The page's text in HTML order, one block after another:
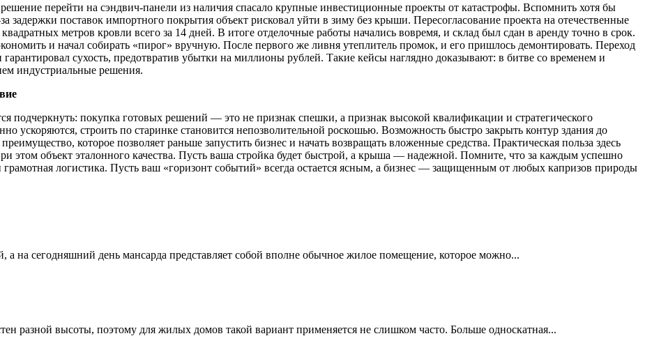
перейти на сэндвич-панели из наличия спасало крупные инвестиционные проекты от катастрофы. Вспомнить хотя бы
задержки поставок импортного покрытия объект рисковал уйти в зиму без крыши. Пересогласование проекта на отечественные
метров кровли всего за 14 дней. В итоге отделочные работы начались вовремя, и склад был сдан в аренду точно в срок.
и начал собирать «пирог» вручную. После первого же ливня утеплитель промок, и его пришлось демонтировать. Переход
сухость, предотвратив убытки на миллионы рублей. Такие кейсы наглядно доказывают: в битве со временем и
индустриальные решения.
подчеркнуть: покупка готовых решений — это не признак спешки, а признак высокой квалификации и стратегического
строить по старинке становится непозволительной роскошью. Возможность быстро закрыть контур здания до
которое позволяет раньше запустить бизнес и начать возвращать вложенные средства. Практическая польза здесь
этом объект эталонного качества. Пусть ваша стройка будет быстрой, а крыша — надежной. Помните, что за каждым успешно
логистика. Пусть ваш «горизонт событий» всегда остается ясным, а бизнес — защищенным от любых капризов природы
на сегодняшний день мансарда представляет собой вполне обычное жилое помещение, которое можно...
разной высоты, поэтому для жилых домов такой вариант применяется не слишком часто. Больше односкатная...